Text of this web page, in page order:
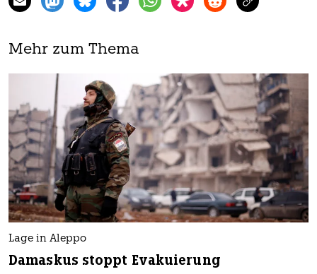
Mehr zum Thema
Lage in Aleppo
Damaskus stoppt Evakuierung